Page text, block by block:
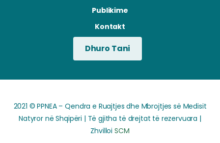
Publikime
Kontakt
Dhuro Tani
2021 © PPNEA – Qendra e Ruajtjes dhe Mbrojtjes së Medisit
Natyror në Shqipëri | Të gjitha të drejtat të rezervuara |
ZhvilloiSCM